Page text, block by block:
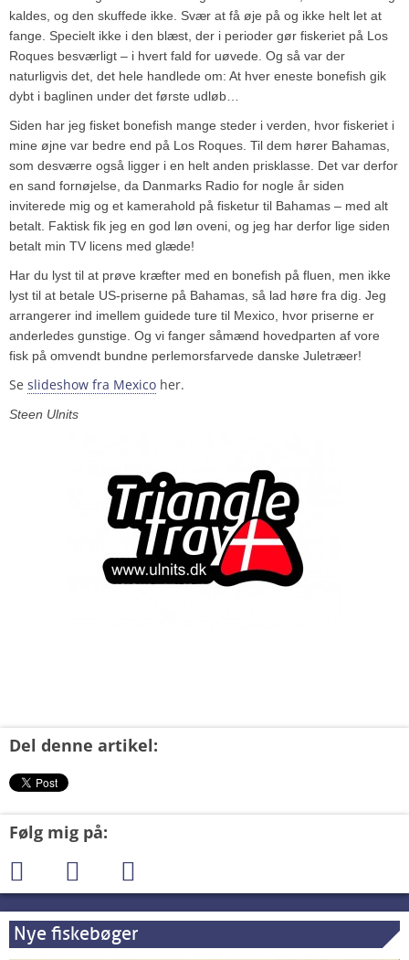
kaldes, og den skuffede ikke. Svær at få øje på og ikke helt let at
fange. Specielt ikke i den blæst, der i perioder gør fiskeriet på Los
Roques besværligt – i hvert fald for uøvede. Og så var der
naturligvis det, det hele handlede om: At hver eneste bonefish gik
dybt i baglinen under det første udløb…
Siden har jeg fisket bonefish mange steder i verden, hvor fiskeriet i
mine øjne var bedre end på Los Roques. Til dem hører Bahamas,
som desværre også ligger i en helt anden prisklasse. Det var derfor
en sand fornøjelse, da Danmarks Radio for nogle år siden
inviterede mig og et kamerahold på fisketur til Bahamas – med alt
betalt. Faktisk fik jeg en god løn oveni, og jeg har derfor lige siden
betalt min TV licens med glæde!
Har du lyst til at prøve kræfter med en bonefish på fluen, men ikke
lyst til at betale US-priserne på Bahamas, så lad høre fra dig. Jeg
arrangerer ind imellem guidede ture til Mexico, hvor priserne er
anderledes gunstige. Og vi fanger såmænd hovedparten af vore
fisk på omvendt bundne perlemorsfarvede danske Juletræer!
Se slideshow fra Mexico her.
Steen Ulnits
Del denne artikel:
Følg mig på:
Nye fiskebøger